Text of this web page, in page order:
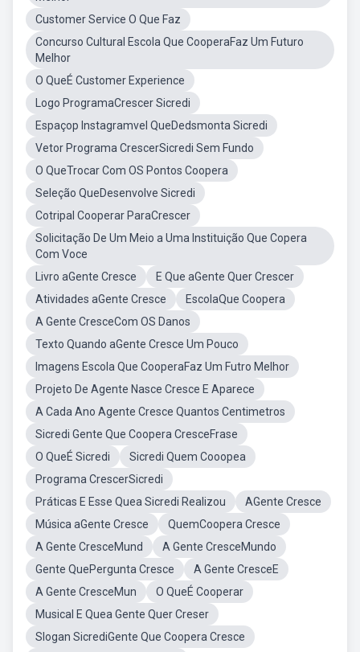
Customer Service O Que Faz
Concurso Cultural Escola Que CooperaFaz Um Futuro
Melhor
O QueÉ Customer Experience
Logo ProgramaCrescer Sicredi
Espaçop Instagramvel QueDedsmonta Sicredi
Vetor Programa CrescerSicredi Sem Fundo
O QueTrocar Com OS Pontos Coopera
Seleção QueDesenvolve Sicredi
Cotripal Cooperar ParaCrescer
Solicitação De Um Meio a Uma Instituição Que Copera
Com Voce
Livro aGente Cresce
E Que aGente Quer Crescer
Atividades aGente Cresce
EscolaQue Coopera
A Gente CresceCom OS Danos
Texto Quando aGente Cresce Um Pouco
Imagens Escola Que CooperaFaz Um Futro Melhor
Projeto De Agente Nasce Cresce E Aparece
A Cada Ano Agente Cresce Quantos Centimetros
Sicredi Gente Que Coopera CresceFrase
O QueÉ Sicredi
Sicredi Quem Cooopea
Programa CrescerSicredi
Práticas E Esse Quea Sicredi Realizou
AGente Cresce
Música aGente Cresce
QuemCoopera Cresce
A Gente CresceMund
A Gente CresceMundo
Gente QuePergunta Cresce
A Gente CresceE
A Gente CresceMun
O QueÉ Cooperar
Musical E Quea Gente Quer Creser
Slogan SicrediGente Que Coopera Cresce